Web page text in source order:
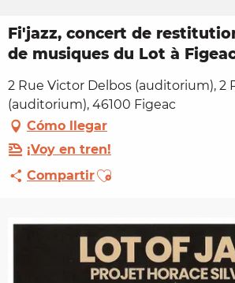
Fi'jazz, concert de
de musiques du Lot à
2 Rue Victor Delbos (auditorium), 2
(auditorium), 46100 Figeac
Cómo llegar
¡Voy en tren!
CompartirAjouter aux favoris